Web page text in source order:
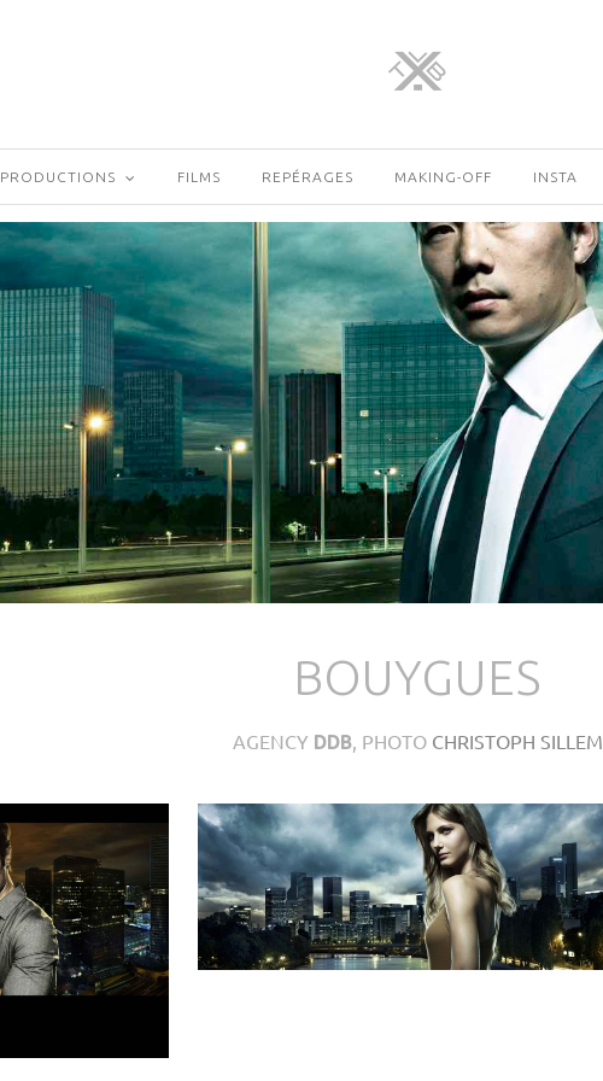
PRODUCTIONS FILMS REPÉRAGES MAKING-OFF INSTA
BOUYGUES
AGENCY DDB, PHOTO CHRISTOPH SILLEM